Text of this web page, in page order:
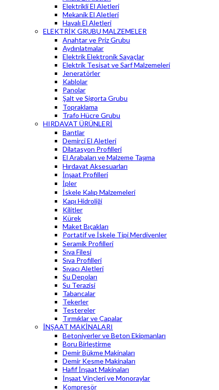
Elektrikli El Aletleri
Mekanik El Aletleri
Havalı El Aletleri
ELEKTRİK GRUBU MALZEMELER
Anahtar ve Priz Grubu
Aydınlatmalar
Elektrik Elektronik Sayaçlar
Elektrik Tesisat ve Sarf Malzemeleri
Jeneratörler
Kablolar
Panolar
Şalt ve Sigorta Grubu
Topraklama
Trafo Hücre Grubu
HIRDAVAT ÜRÜNLERİ
Bantlar
Demirci El Aletleri
Dilatasyon Profilleri
El Arabaları ve Malzeme Taşıma
Hırdavat Aksesuarları
İnşaat Profilleri
İpler
İskele Kalıp Malzemeleri
Kapı Hidroliği
Kilitler
Kürek
Maket Bıçakları
Portatif ve İskele Tipi Merdivenler
Seramik Profilleri
Sıva Filesi
Sıva Profilleri
Sıvacı Aletleri
Su Depoları
Su Terazisi
Tabancalar
Tekerler
Testereler
Tırmıklar ve Çapalar
İNŞAAT MAKİNALARI
Betoniyerler ve Beton Ekipmanları
Boru Birleştirme
Demir Bükme Makinaları
Demir Kesme Makinaları
Hafif İnşaat Makinaları
İnşaat Vinçleri ve Monoraylar
Kompresör